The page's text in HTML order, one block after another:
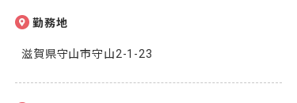
勤務地
滋賀県守山市守山2-1-23